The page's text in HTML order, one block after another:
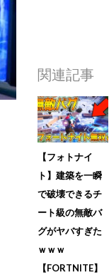
関連記事
【フォトナイ
ト】建築を一瞬
で破壊できるチ
ート級の無敵バ
グがヤバすぎた
ｗｗｗ
【FORTNITE】